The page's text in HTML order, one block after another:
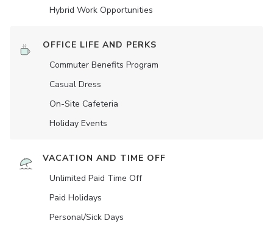
Hybrid Work Opportunities
OFFICE LIFE AND PERKS
Commuter Benefits Program
Casual Dress
On-Site Cafeteria
Holiday Events
VACATION AND TIME OFF
Unlimited Paid Time Off
Paid Holidays
Personal/Sick Days